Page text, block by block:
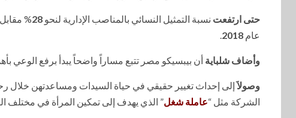
حتى ارتفعت نسبة التمثيل النسائي بالمناصب الإدارية لنحو 28% مقابل
عام 2018
.
وأضاف شلباية أن بيبسيكو مصر تتبع مساراً واضحاً يبدأ برفع الوعي
وصولاَإلى إحداث تغيير حقيقي في حياة السيدات ومساعدتهن خلال
الشركة مثل “عاملة شغل” الذي يهدف إلى تمكين المرأة في مختلف